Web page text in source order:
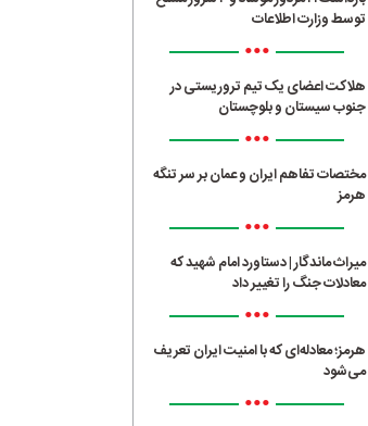
توسط وزارت اطلاعات
•••
هلاکت اعضای یک تیم تروریستی در
جنوب سیستان و بلوچستان
•••
مختصات تفاهم ایران و عمان بر سر تنگه
هرمز
•••
میراث ماندگار | دستاورد امام شهید که
معادلات جنگ را تغییر داد
•••
هرمز؛ معادله‌ای که با امنیت ایران تعریف
می‌شود
•••